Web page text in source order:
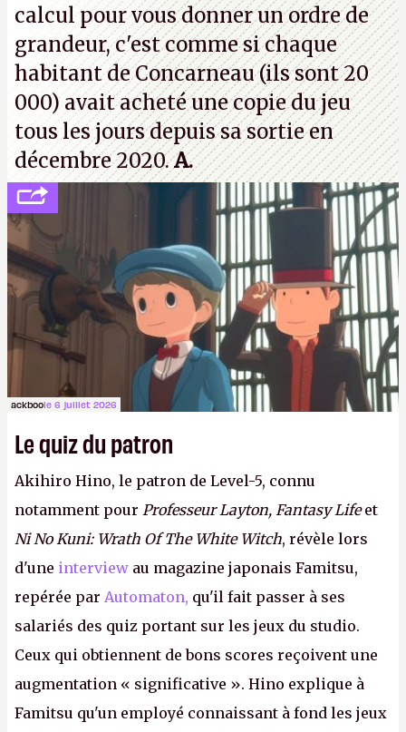
calcul pour vous donner un ordre de
grandeur, c'est comme si chaque
habitant de Concarneau (ils sont 20
000) avait acheté une copie du jeu
tous les jours depuis sa sortie en
décembre 2020.A.
ackboole 6 juillet 2026
Le quiz du patron
Akihiro Hino, le patron de Level-5, connu
notamment pour Professeur Layton, Fantasy Lifeet
Ni No Kuni: Wrath Of The White Witch, révèle lors
d'une interview au magazine japonais Famitsu,
repérée par Automaton, qu'il fait passer à ses
salariés des quiz portant sur les jeux du studio.
Ceux qui obtiennent de bons scores reçoivent une
augmentation « significative ». Hino explique à
Famitsu qu'un employé connaissant à fond les jeux